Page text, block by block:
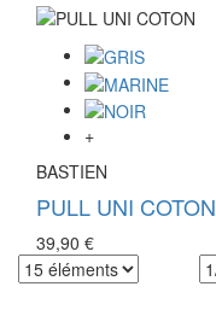
+
BASTIEN
PULL UNI COTON
39,90 €